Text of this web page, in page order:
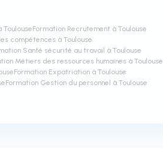
Formation Recrutement à Toulouse
compétences à Toulouse
Santé sécurité au travail à Toulouse
Métiers des ressources humaines à Toulouse
Formation Expatriation à Toulouse
Formation Gestion du personnel à Toulouse